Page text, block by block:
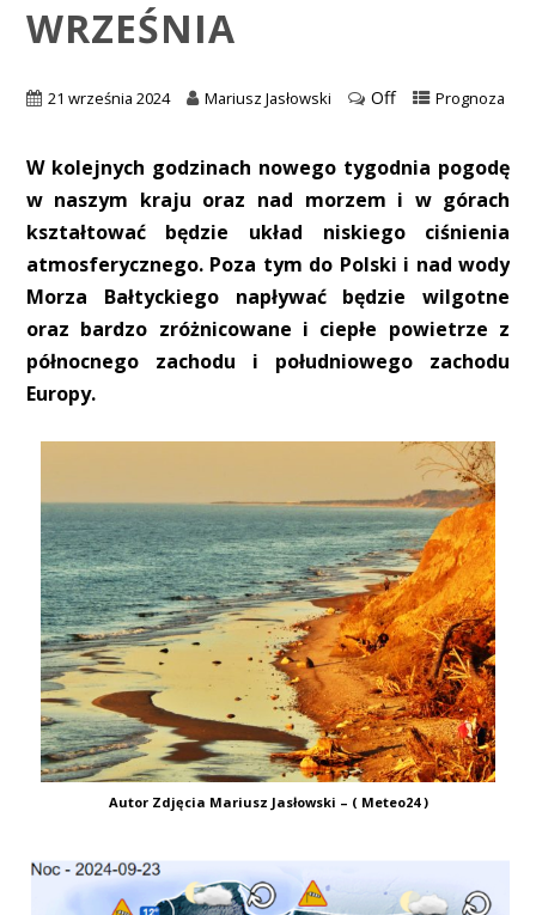
WRZEŚNIA
21 września 2024 Mariusz Jasłowski Off Prognoza
W kolejnych godzinach nowego tygodnia pogodę
w naszym kraju oraz nad morzem i w górach
kształtować będzie układ niskiego ciśnienia
atmosferycznego. Poza tym do Polski i nad wody
Morza Bałtyckiego napływać będzie wilgotne
oraz bardzo zróżnicowane i ciepłe powietrze z
północnego zachodu i południowego zachodu
Europy.
Autor Zdjęcia Mariusz Jasłowski – ( Meteo24 )